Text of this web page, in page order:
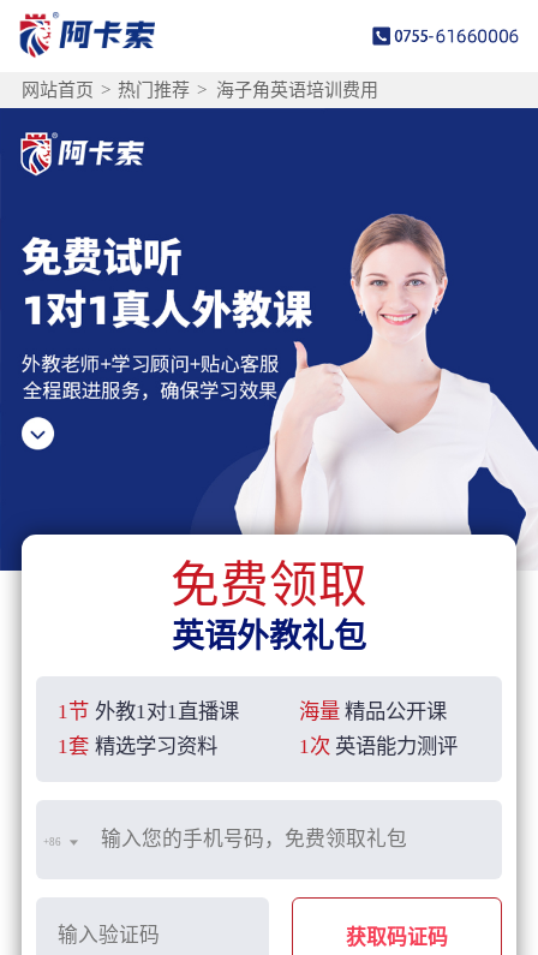
网站首页 > 热门推荐 > 海子角英语培训费用
免费领取
英语外教礼包
1节 外教1对1直播课 海量 精品公开课
1套 精选学习资料 1次 英语能力测评
+86
获取码证码